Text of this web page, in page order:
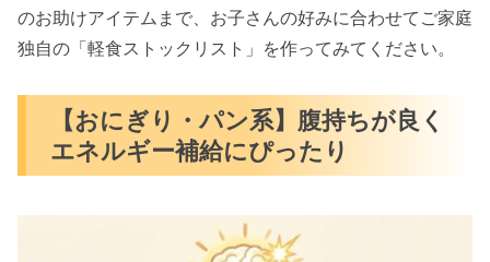
のお助けアイテムまで、お子さんの好みに合わせてご家庭
独自の「軽食ストックリスト」を作ってみてください。
【おにぎり・パン系】腹持ちが良く
エネルギー補給にぴったり